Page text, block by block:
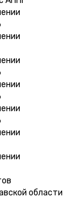
области